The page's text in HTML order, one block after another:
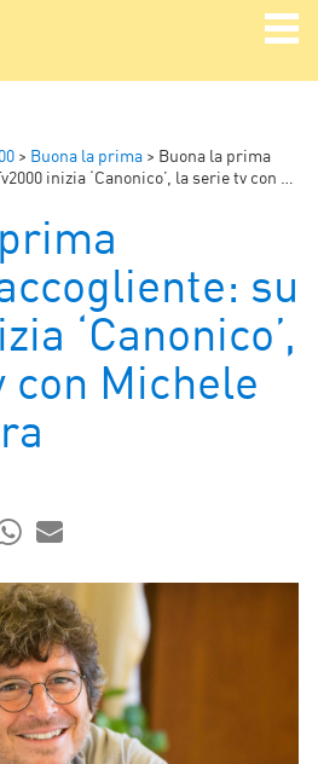
> Buona la prima > Buona la prima
‘Canonico’, la serie tv con Michele La Ginestra
su
‘Canonico’,
con Michele
MAIL